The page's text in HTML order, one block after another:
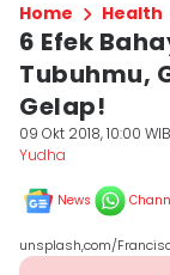
Home Health
6 Efek
Tubuhmu,
Gelap!
09 Okt 2018, 10:00 WIB
Yudha ‎
News
unsplash,com/